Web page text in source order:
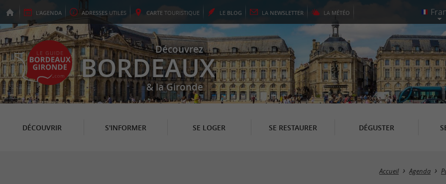
L'AGENDA ADRESSES UTILES CARTE TOURISTIQUE LE BLOG LA NEWSLETTER LA MÉTÉO
Découvrez
BORDEAUX
& la Gironde
DÉCOUVRIR S'INFORMER SE LOGER SE RESTAURER DÉGUSTER
Accueil Agenda